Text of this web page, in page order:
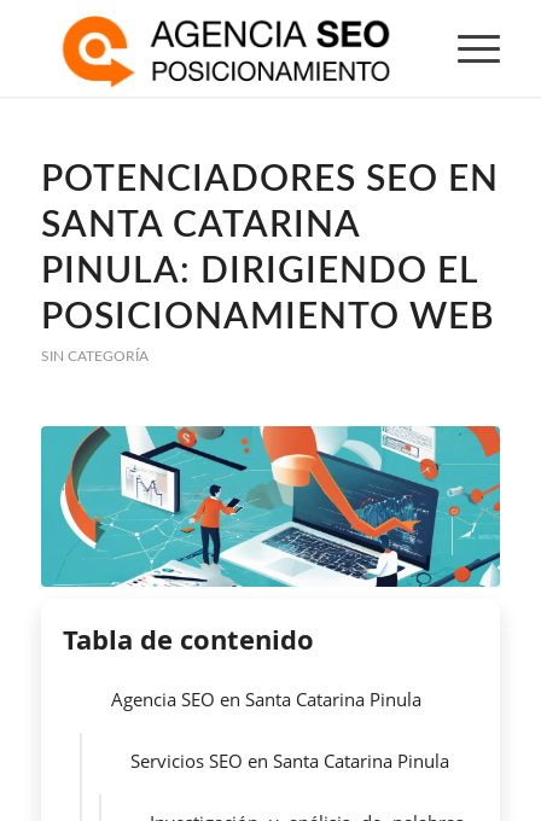
POTENCIADORES SEO EN
SANTA CATARINA
PINULA: DIRIGIENDO EL
POSICIONAMIENTO WEB
SIN CATEGORÍA
Tabla de contenido
Agencia SEO en Santa Catarina Pinula
Servicios SEO en Santa Catarina Pinula